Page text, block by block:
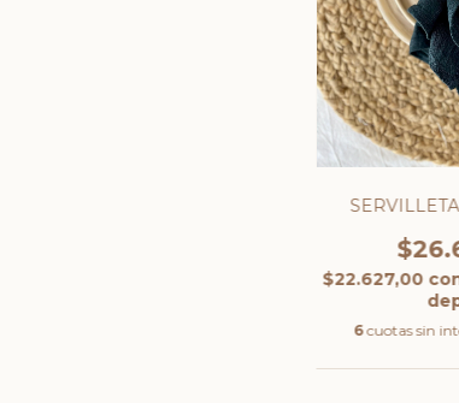
$22.627,00
6 cuotas sin